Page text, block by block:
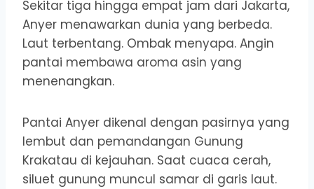
Sekitar tiga hingga empat jam dari Jakarta,
Anyer menawarkan dunia yang berbeda.
Laut terbentang. Ombak menyapa. Angin
pantai membawa aroma asin yang
menenangkan.
Pantai Anyer dikenal dengan pasirnya yang
lembut dan pemandangan Gunung
Krakatau di kejauhan. Saat cuaca cerah,
siluet gunung muncul samar di garis laut.